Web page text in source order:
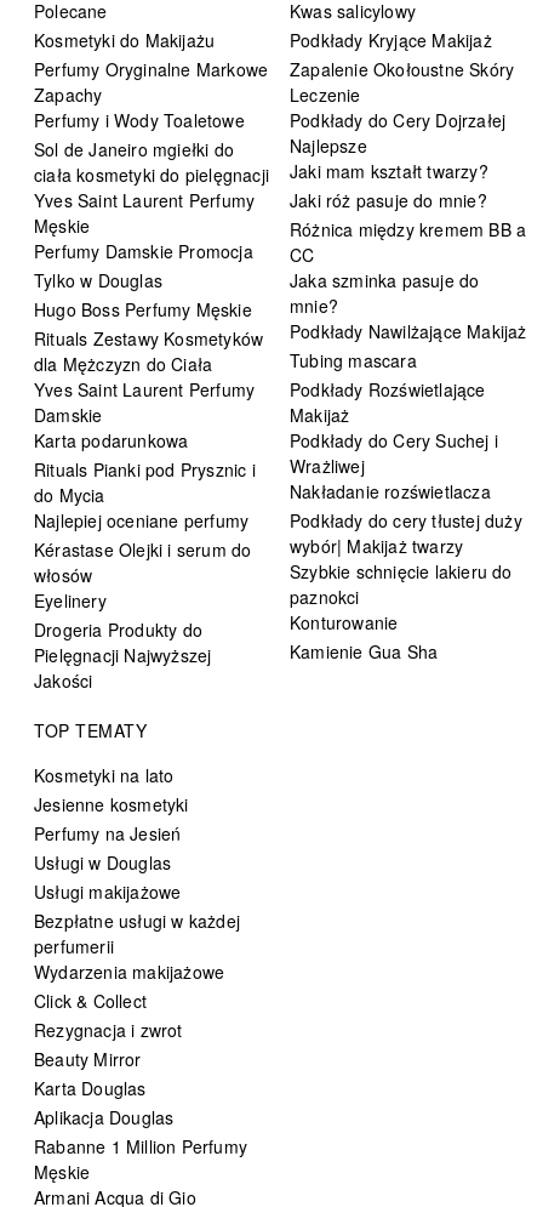
Polecane
Kosmetyki do Makijażu
Perfumy Oryginalne Markowe
Zapachy
Perfumy i Wody Toaletowe
Sol de Janeiro mgiełki do
ciała kosmetyki do pielęgnacji
Yves Saint Laurent Perfumy
Męskie
Perfumy Damskie Promocja
Tylko w Douglas
Hugo Boss Perfumy Męskie
Rituals Zestawy Kosmetyków
dla Mężczyzn do Ciała
Yves Saint Laurent Perfumy
Damskie
Karta podarunkowa
Rituals Pianki pod Prysznic i
do Mycia
Najlepiej oceniane perfumy
Kérastase Olejki i serum do
włosów
Eyelinery
Drogeria Produkty do
Pielęgnacji Najwyższej
Jakości
Kwas salicylowy
Podkłady Kryjące Makijaż
Zapalenie Okołoustne Skóry
Leczenie
Podkłady do Cery Dojrzałej
Najlepsze
Jaki mam kształt twarzy?
Jaki róż pasuje do mnie?
Różnica między kremem BB a
CC
Jaka szminka pasuje do
mnie?
Podkłady Nawilżające Makijaż
Tubing mascara
Podkłady Rozświetlające
Makijaż
Podkłady do Cery Suchej i
Wrażliwej
Nakładanie rozświetlacza
Podkłady do cery tłustej duży
wybór| Makijaż twarzy
Szybkie schnięcie lakieru do
paznokci
Konturowanie
Kamienie Gua Sha
TOP TEMATY
Kosmetyki na lato
Jesienne kosmetyki
Perfumy na Jesień
Usługi w Douglas
Usługi makijażowe
Bezpłatne usługi w każdej
perfumerii
Wydarzenia makijażowe
Click & Collect
Rezygnacja i zwrot
Beauty Mirror
Karta Douglas
Aplikacja Douglas
Rabanne 1 Million Perfumy
Męskie
Armani Acqua di Gio